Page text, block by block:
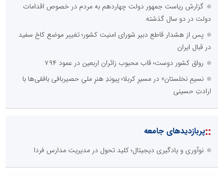
گزارش ریاست جمهور دولت چهاردهم به مردم در خصوص اقدامات
دولت در دو سال گذشته
پس از هشدار قاطع دبیر شورای امنیت کشور؛ تغییر موضع کاخ سفید
در قبال ایران
رواق کشور دوست؛ قاب محبوب زائران اربعین در عمود ۷۹۴
نسیمِ نخلستان» در مسیرِ کربلا؛ پیوندِ هنرِ ملیِ حصیربافی بافقی‌ها با
ارادتِ حسینی
::پربازدیدهای جامعه
نوآوری و یادگیری دیجیتال؛ کلید تحول در مدیریت مدارس فردا